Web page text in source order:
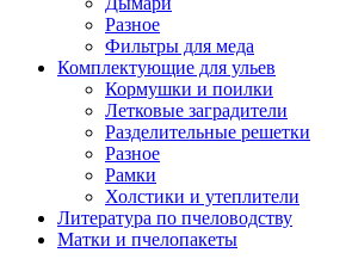
Разное
Фильтры для меда
Комплектующие для ульев
Кормушки и поилки
Летковые заградители
Разделительные решетки
Разное
Рамки
Холстики и утеплители
Литература по пчеловодству
Матки и пчелопакеты